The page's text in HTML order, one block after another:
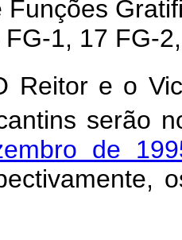
Funções
1, 17 FG-
e o
serão
de